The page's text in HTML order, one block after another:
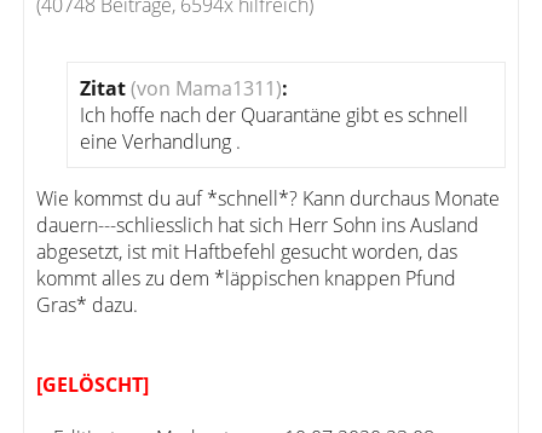
Zitat(von Mama1311):
Ich hoffe nach der Quarantäne gibt es schnell
eine Verhandlung .
Wie kommst du auf *schnell*? Kann durchaus Monate
dauern---schliesslich hat sich Herr Sohn ins Ausland
abgesetzt, ist mit Haftbefehl gesucht worden, das
kommt alles zu dem *läppischen knappen Pfund
Gras* dazu.
[GELÖSCHT]